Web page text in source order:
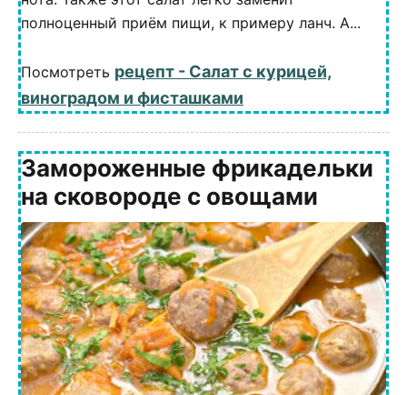
полноценный приём пищи, к примеру ланч. А...
Посмотреть рецепт - Салат с курицей,
виноградом и фисташками
Замороженные фрикадельки
на сковороде с овощами